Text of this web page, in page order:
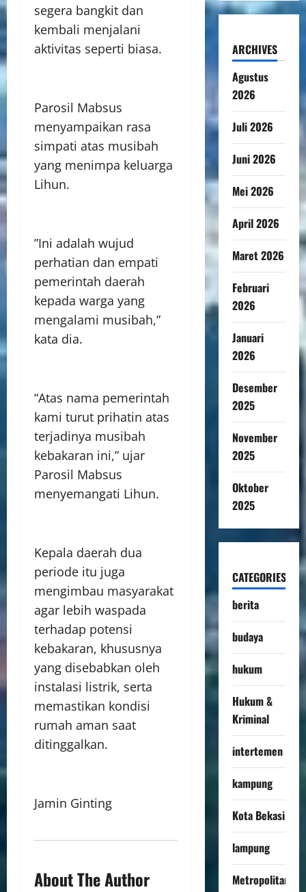
segera bangkit dan
kembali menjalani
aktivitas seperti biasa.
Parosil Mabsus
menyampaikan rasa
simpati atas musibah
yang menimpa keluarga
Lihun.
‎”Ini adalah wujud
perhatian dan empati
pemerintah daerah
kepada warga yang
mengalami musibah,”
kata dia.
“Atas nama pemerintah
kami turut prihatin atas
terjadinya musibah
kebakaran ini,” ujar
Parosil Mabsus
menyemangati Lihun.
Kepala daerah dua
periode itu juga
mengimbau masyarakat
agar lebih waspada
terhadap potensi
kebakaran, khususnya
yang disebabkan oleh
instalasi listrik, serta
memastikan kondisi
rumah aman saat
ditinggalkan.
Jamin Ginting
About The Author
ARCHIVES
Agustus
2026
Juli 2026
Juni 2026
Mei 2026
April 2026
Maret 2026
Februari
2026
Januari
2026
Desember
2025
November
2025
Oktober
2025
CATEGORIES
berita
budaya
hukum
Hukum &
Kriminal
intertemen
kampung
Kota Bekasi
lampung
Metropolitan